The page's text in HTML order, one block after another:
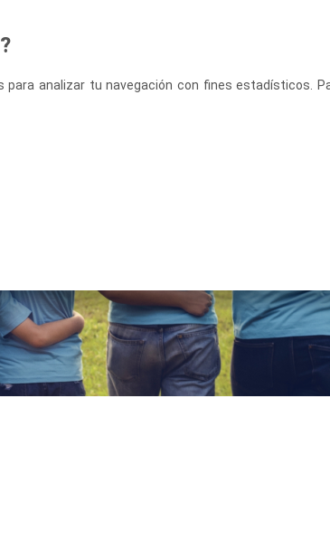
para analizar tu navegación con fines estadísticos.